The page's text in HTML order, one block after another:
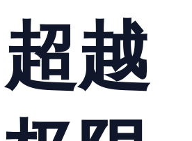
超越